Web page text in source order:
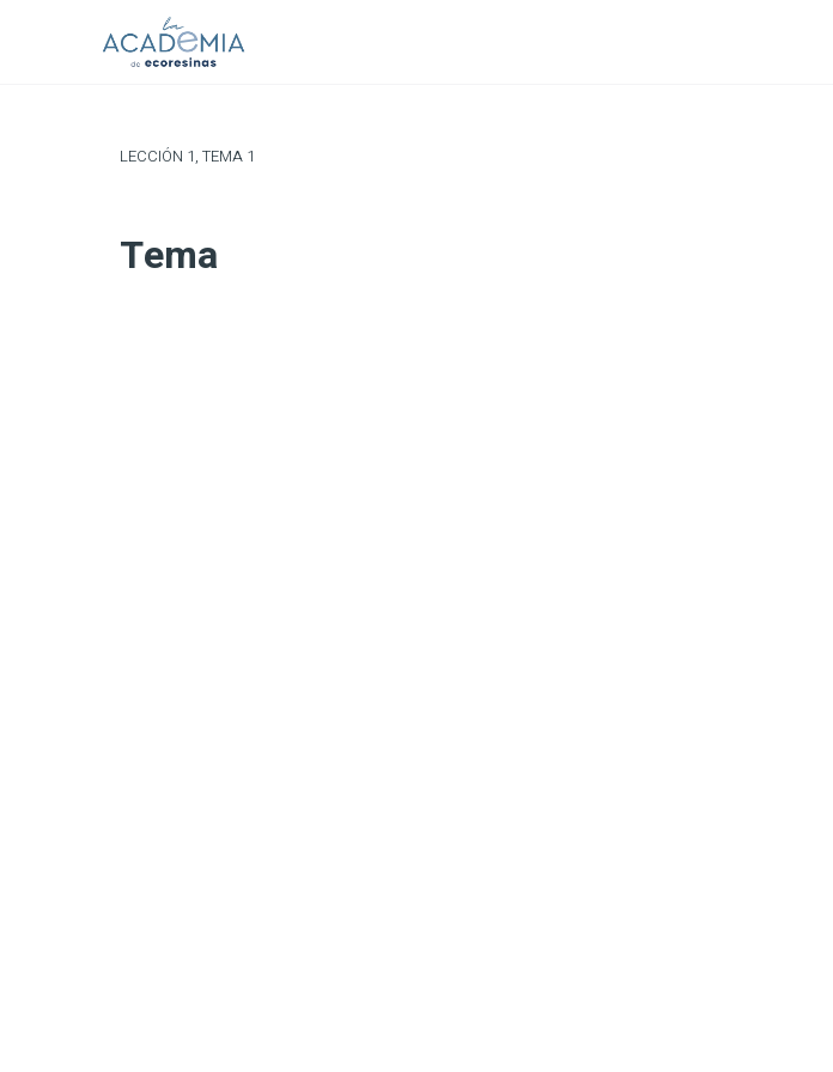
LECCIÓN 1, TEMA 1
Tema